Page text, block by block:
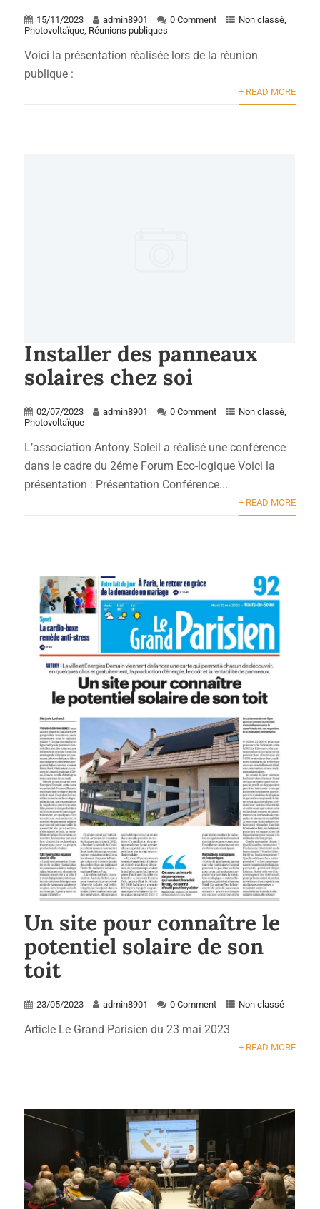
15/11/2023 admin8901 0 Comment Non classé,
Photovoltaïque, Réunions publiques
Voici la présentation réalisée lors de la réunion
publique :
+ READ MORE
Installer des panneaux
solaires chez soi
02/07/2023 admin8901 0 Comment Non classé,
Photovoltaïque
L’association Antony Soleil a réalisé une conférence
dans le cadre du 2éme Forum Eco-logique Voici la
présentation : Présentation Conférence...
+ READ MORE
Un site pour connaître le
potentiel solaire de son
toit
23/05/2023 admin8901 0 Comment Non classé
Article Le Grand Parisien du 23 mai 2023
+ READ MORE